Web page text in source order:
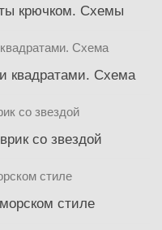
крючком. Схемы
квадратами. Схема
со звездой
стиле